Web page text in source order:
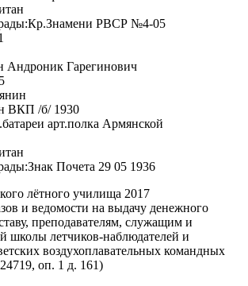
РВСР №4-05
Андроник Гарегинович
ВКП /б/ 1930
арт.полка Армянской
Почета 29 05 1936
лётного училища 2017
и ведомости на выдачу денежного
преподавателям, служащим и
школы летчиков-наблюдателей и
воздухоплавательных командных
оп. 1 д. 161)